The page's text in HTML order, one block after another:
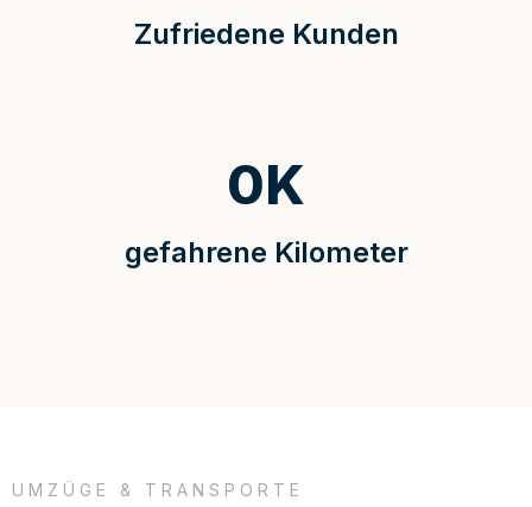
Zufriedene Kunden
gefahrene Kilometer
0K
UMZÜGE & TRANSPORTE